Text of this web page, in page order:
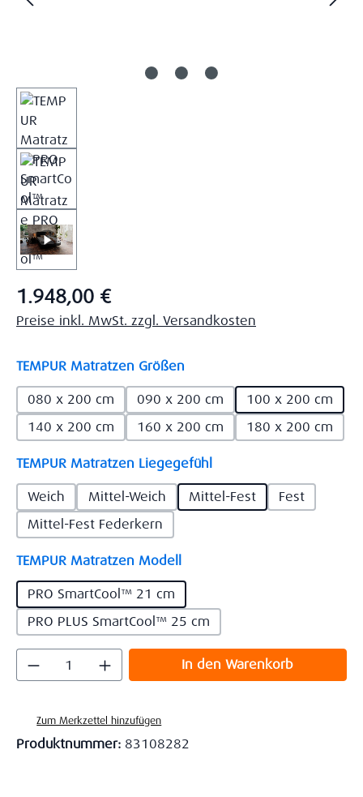
Regulärer Preis:
1.948,00 €
Preise inkl. MwSt. zzgl. Versandkosten
TEMPUR Matratzen Größen
080 x 200 cm
090 x 200 cm
100 x 200 cm
140 x 200 cm
160 x 200 cm 180 x 200 cm
TEMPUR Matratzen Liegegefühlauswählen
Weich
Mittel-Weich Mittel-Fest
Fest
Mittel-Fest Federkern
TEMPUR Matratzen Modell auswählen
PRO SmartCool™ 21 cm
PRO PLUS SmartCool™ 25 cm
Produkt Anzahl: Gib den gewünschten
In den Warenkorb
Zum Merkzettel hinzufügen
Produktnummer: 83108282